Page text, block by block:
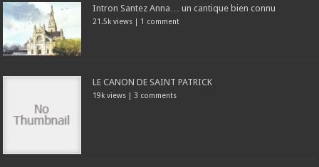
Intron Santez Anna… un cantique bien connu
21.5k views | 1 comment
LE CANON DE SAINT PATRICK
19k views | 3 comments